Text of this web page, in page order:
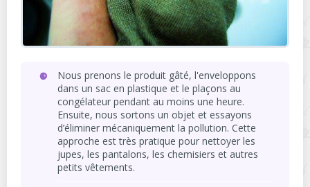
Nous prenons le produit gâté, l'enveloppons
dans un sac en plastique et le plaçons au
congélateur pendant au moins une heure.
Ensuite, nous sortons un objet et essayons
d’éliminer mécaniquement la pollution. Cette
approche est très pratique pour nettoyer les
jupes, les pantalons, les chemisiers et autres
petits vêtements.